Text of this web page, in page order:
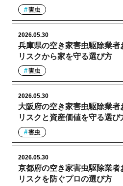
害虫
兵庫県の空き家害虫駆除業者
リスクから家を守る選び方
2026.05.30
害虫
大阪府の空き家害虫駆除業者
リスクと資産価値を守る選び
2026.05.30
害虫
京都府の空き家害虫駆除業者
リスクを防ぐプロの選び方
2026.05.30